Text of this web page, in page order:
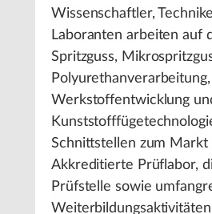
Wissenschaftler,
Laboranten arbeiten auf
Spritzguss,
Polyurethanverarbeitung,
Werkstoffentwicklung
Schnittstellen zum Markt
Akkreditierte Prüflabor,
Prüfstelle sowie